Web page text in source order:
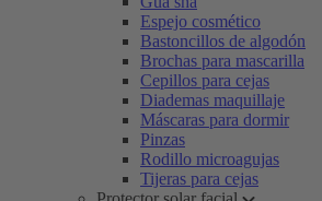
Espejo cosmético
Bastoncillos de algodón
Brochas para mascarilla
Cepillos para cejas
Diademas maquillaje
Máscaras para dormir
Pinzas
Rodillo microagujas
Tijeras para cejas